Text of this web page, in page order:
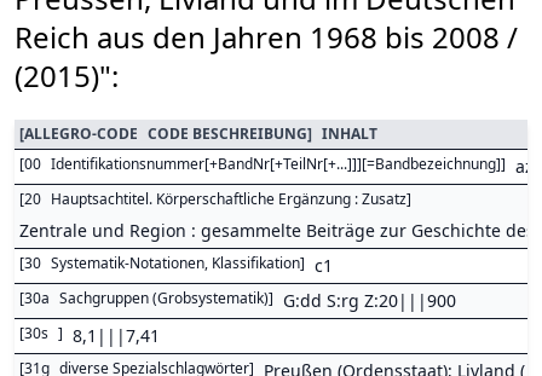
Reich aus den Jahren 1968 bis 2008 /
(2015)":
[ALLEGRO-CODE CODE BESCHREIBUNG] INHALT
[00 Identifikationsnummer[+BandNr[+TeilNr[+...]]][=Bandbezeichnung]]
[20 Hauptsachtitel. Körperschaftliche Ergänzung : Zusatz]
Zentrale und Region : gesammelte Beiträge zur Geschichte
[30 Systematik-Notationen, Klassifikation] c1
[30a Sachgruppen (Grobsystematik)] G:dd S:rg Z:20|||900
[30s ] 8,1|||7,41
[31g diverse Spezialschlagwörter] Preußen (Ordensstaat); Livland (